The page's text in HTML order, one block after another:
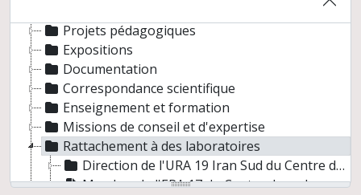
Projets pédagogiques
Expositions
Documentation
Correspondance scientifique
Enseignement et formation
Missions de conseil et d'expertise
Rattachement à des laboratoires
Direction de l'URA 19 Iran Sud du Centre de recherches archéologiques (CNRS)
Membre de l'ERA 17 du Centre de recherches archéologiques (CNRS)